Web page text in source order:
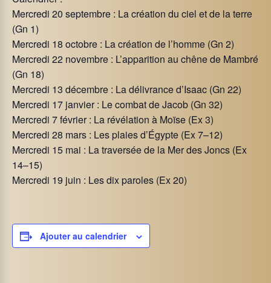
Mercredi 20 septembre : La création du ciel et de la terre
(Gn 1)
Mercredi 18 octobre : La création de l’homme (Gn 2)
Mercredi 22 novembre : L’apparition au chêne de Mambré
(Gn 18)
Mercredi 13 décembre : La délivrance d’Isaac (Gn 22)
Mercredi 17 janvier : Le combat de Jacob (Gn 32)
Mercredi 7 février : La révélation à Moïse (Ex 3)
Mercredi 28 mars : Les plaies d’Égypte (Ex 7–12)
Mercredi 15 mai : La traversée de la Mer des Joncs (Ex
14–15)
Mercredi 19 juin : Les dix paroles (Ex 20)
Ajouter au calendrier